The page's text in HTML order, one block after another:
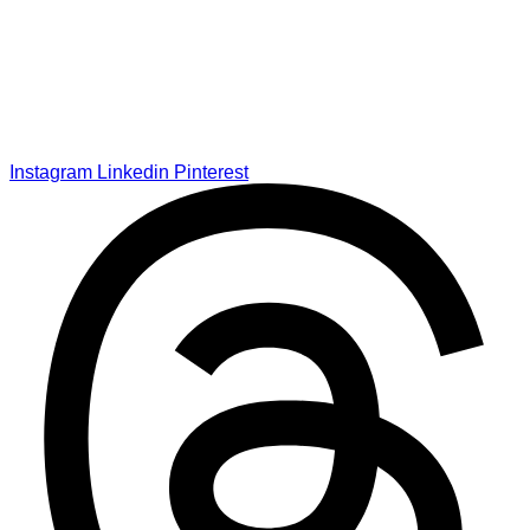
Instagram Linkedin Pinterest